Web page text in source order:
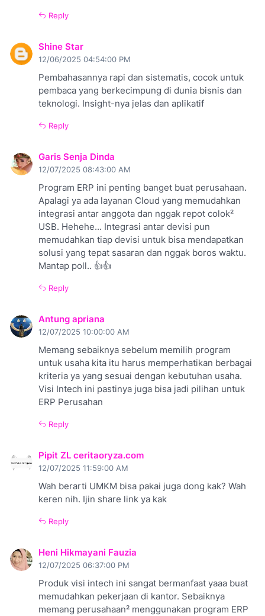
Reply
Shine Star
12/06/2025 04:54:00 PM
Pembahasannya rapi dan sistematis, cocok untuk
pembaca yang berkecimpung di dunia bisnis dan
teknologi. Insight-nya jelas dan aplikatif
Reply
Garis Senja Dinda
12/07/2025 08:43:00 AM
Program ERP ini penting banget buat perusahaan.
Apalagi ya ada layanan Cloud yang memudahkan
integrasi antar anggota dan nggak repot colok²
USB. Hehehe... Integrasi antar devisi pun
memudahkan tiap devisi untuk bisa mendapatkan
solusi yang tepat sasaran dan nggak boros waktu.
Mantap poll.. 👍👍
Reply
Antung apriana
12/07/2025 10:00:00 AM
Memang sebaiknya sebelum memilih program
untuk usaha kita itu harus memperhatikan berbagai
kriteria ya yang sesuai dengan kebutuhan usaha.
Visi Intech ini pastinya juga bisa jadi pilihan untuk
ERP Perusahan
Reply
Pipit ZL ceritaoryza.com
12/07/2025 11:59:00 AM
Wah berarti UMKM bisa pakai juga dong kak? Wah
keren nih. Ijin share link ya kak
Reply
Heni Hikmayani Fauzia
12/07/2025 06:37:00 PM
Produk visi intech ini sangat bermanfaat yaaa buat
memudahkan pekerjaan di kantor. Sebaiknya
memang perusahaan² menggunakan program ERP